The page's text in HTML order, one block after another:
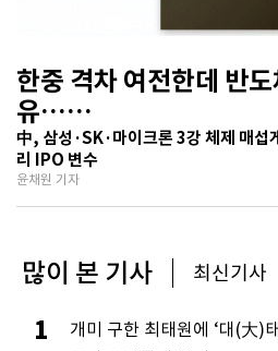
한중 격차 여전한데 반도
유…
기술보다 무서운 ‘과점
中, 삼성·SK·마이크론 3강 체제 매
리 IPO 변수
윤채원 기자
많이 본 기사 최신기사
1
개미 구한 최태원에 ‘대(大)